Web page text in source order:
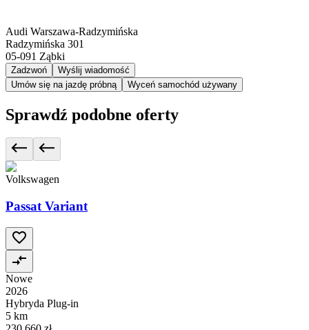
Audi Warszawa-Radzymińska
Radzymińska 301
05-091 Ząbki
Zadzwoń
Wyślij wiadomość
Umów się na jazdę próbną
Wyceń samochód używany
Sprawdź podobne oferty
Volkswagen
Passat Variant
Nowe
2026
Hybryda Plug-in
5 km